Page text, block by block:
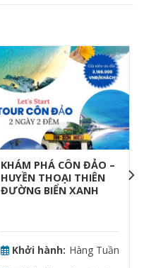
KHÁM PHÁ CÔN ĐẢO –
HUYỀN THOẠI THIÊN
ĐƯỜNG BIỂN XANH
Khởi hành: Hàng Tuần